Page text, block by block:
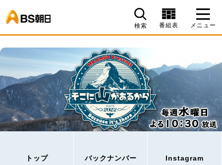
検索 番組表 メニュー
トップ バックナンバー Instagram